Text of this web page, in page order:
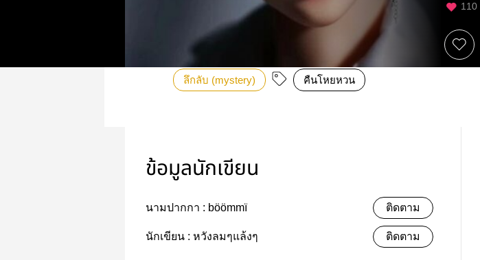
110
ลึกลับ (mystery) คืนโหยหวน
ข้อมูลนักเขียน
นามปากกา : böömmï ติดตาม
นักเขียน : หวังลมๆแล้งๆ ติดตาม